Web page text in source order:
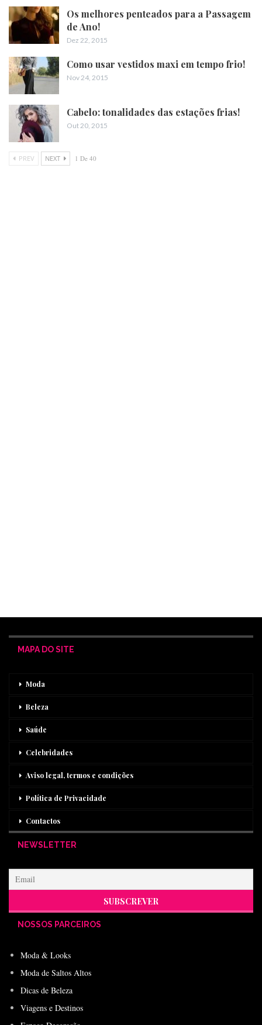
Os melhores penteados para a Passagem
de Ano!
Dez 22, 2015
Como usar vestidos maxi em tempo frio!
Nov 24, 2015
Cabelo: tonalidades das estações frias!
Out 20, 2015
PREV NEXT 1 De 40
MAPA DO SITE
Moda
Beleza
Saúde
Celebridades
Aviso legal, termos e condições
Política de Privacidade
Contactos
NEWSLETTER
NOSSOS PARCEIROS
Moda & Looks
Moda de Saltos Altos
Dicas de Beleza
Viagens e Destinos